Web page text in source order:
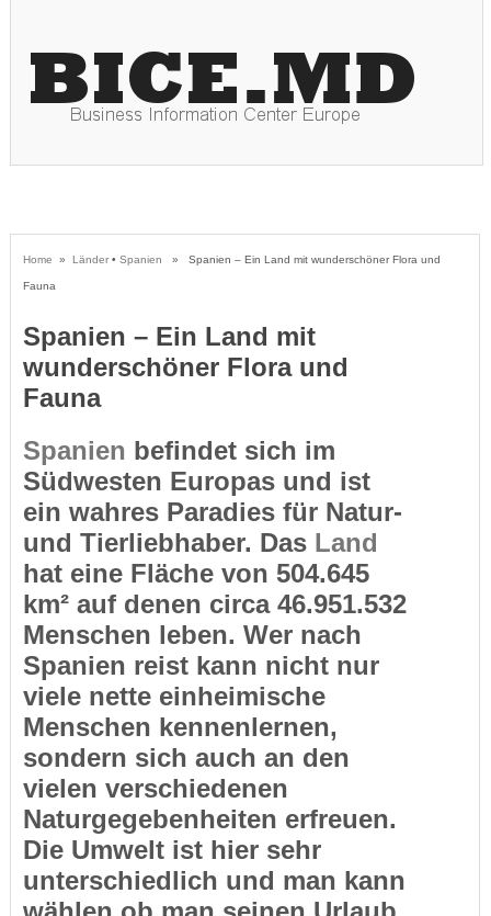
Home » Länder• Spanien » Spanien – Ein Land mit wunderschöner Flora und
Fauna
Spanien – Ein Land mit
wunderschöner Flora und
Fauna
Spanien befindet sich im
Südwesten Europas und ist
ein wahres Paradies für Natur-
und Tierliebhaber. Das Land
hat eine Fläche von 504.645
km² auf denen circa 46.951.532
Menschen leben. Wer nach
Spanien reist kann nicht nur
viele nette einheimische
Menschen kennenlernen,
sondern sich auch an den
vielen verschiedenen
Naturgegebenheiten erfreuen.
Die Umwelt ist hier sehr
unterschiedlich und man kann